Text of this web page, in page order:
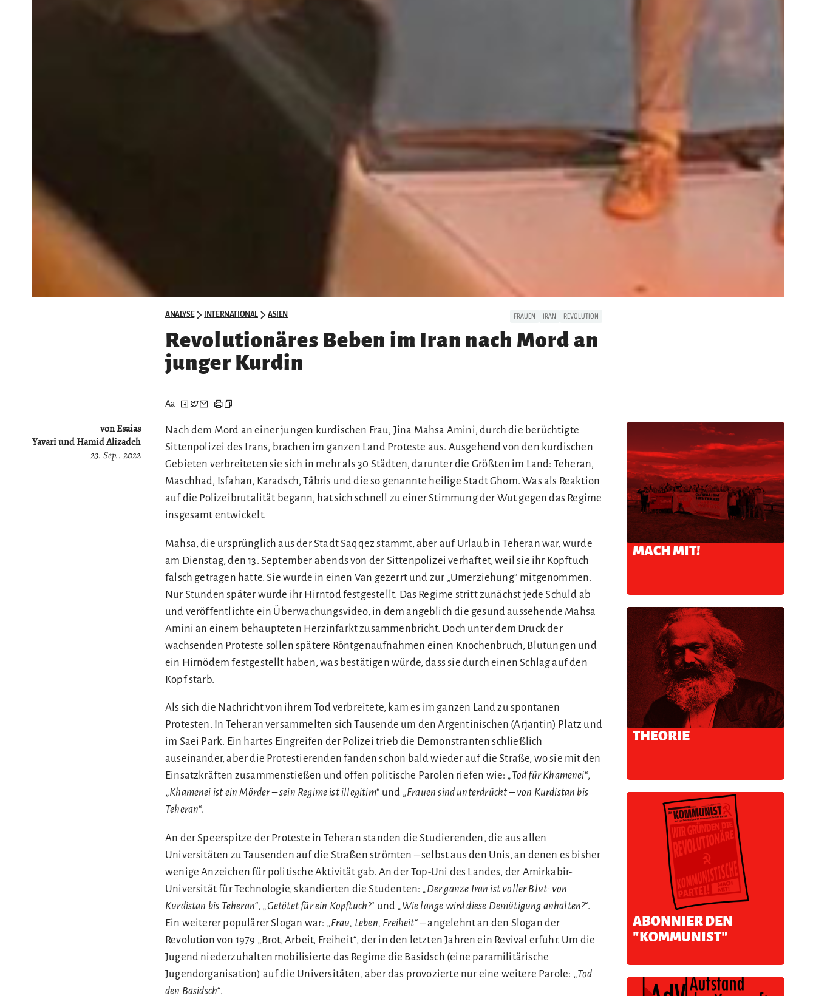
ANALYSE INTERNATIONAL ASIEN FRAUEN IRAN REVOLUTION
Revolutionäres Beben im Iran nach Mord an
junger Kurdin
Aa– –
von Esaias
Yavari und Hamid Alizadeh
23. Sep.. 2022
Nach dem Mord an einer jungen kurdischen Frau, Jina Mahsa Amini, durch die berüchtigte
Sittenpolizei des Irans, brachen im ganzen Land Proteste aus. Ausgehend von den kurdischen
Gebieten verbreiteten sie sich in mehr als 30 Städten, darunter die Größten im Land: Teheran,
Maschhad, Isfahan, Karadsch, Täbris und die so genannte heilige Stadt Ghom. Was als Reaktion
auf die Polizeibrutalität begann, hat sich schnell zu einer Stimmung der Wut gegen das Regime
insgesamt entwickelt.
Mahsa, die ursprünglich aus der Stadt Saqqez stammt, aber auf Urlaub in Teheran war, wurde
am Dienstag, den 13. September abends von der Sittenpolizei verhaftet, weil sie ihr Kopftuch
falsch getragen hatte. Sie wurde in einen Van gezerrt und zur „Umerziehung“ mitgenommen.
Nur Stunden später wurde ihr Hirntod festgestellt. Das Regime stritt zunächst jede Schuld ab
und veröffentlichte ein Überwachungsvideo, in dem angeblich die gesund aussehende Mahsa
Amini an einem behaupteten Herzinfarkt zusammenbricht. Doch unter dem Druck der
wachsenden Proteste sollen spätere Röntgenaufnahmen einen Knochenbruch, Blutungen und
ein Hirnödem festgestellt haben, was bestätigen würde, dass sie durch einen Schlag auf den
Kopf starb.
Als sich die Nachricht von ihrem Tod verbreitete, kam es im ganzen Land zu spontanen
Protesten. In Teheran versammelten sich Tausende um den Argentinischen (Arjantin) Platz und
im Saei Park. Ein hartes Eingreifen der Polizei trieb die Demonstranten schließlich
auseinander, aber die Protestierenden fanden schon bald wieder auf die Straße, wo sie mit den
Einsatzkräften zusammenstießen und offen politische Parolen riefen wie: „Tod für Khamenei“,
„Khamenei ist ein Mörder – sein Regime ist illegitim“ und „Frauen sind unterdrückt – von Kurdistan bis
Teheran“.
An der Speerspitze der Proteste in Teheran standen die Studierenden, die aus allen
Universitäten zu Tausenden auf die Straßen strömten – selbst aus den Unis, an denen es bisher
wenige Anzeichen für politische Aktivität gab. An der Top-Uni des Landes, der Amirkabir-
Universität für Technologie, skandierten die Studenten: „Der ganze Iran ist voller Blut: von
Kurdistan bis Teheran“, „Getötet für ein Kopftuch?“ und „Wie lange wird diese Demütigung anhalten?“.
Ein weiterer populärer Slogan war: „Frau, Leben, Freiheit“ – angelehnt an den Slogan der
Revolution von 1979 „Brot, Arbeit, Freiheit“, der in den letzten Jahren ein Revival erfuhr. Um die
Jugend niederzuhalten mobilisierte das Regime die Basidsch (eine paramilitärische
Jugendorganisation) auf die Universitäten, aber das provozierte nur eine weitere Parole: „Tod
den Basidsch“.
MACH MIT!
THEORIE
ABONNIER DEN
"KOMMUNIST"